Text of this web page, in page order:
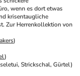
wenn es dort etwas
krisentaugliche
Zur Herrenkollektion von
)
)
Strickschal, Gürtel)